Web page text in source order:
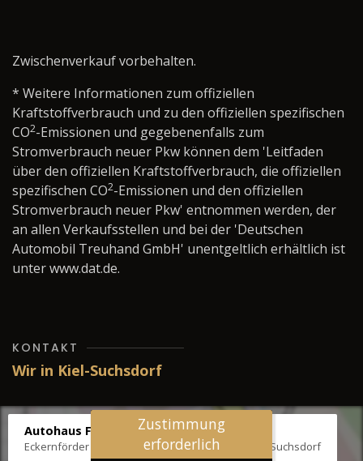
Zwischenverkauf vorbehalten.
* Weitere Informationen zum offiziellen
Kraftstoffverbrauch und zu den offiziellen spezifischen
CO2-Emissionen und gegebenenfalls zum
Stromverbrauch neuer Pkw können dem 'Leitfaden
über den offiziellen Kraftstoffverbrauch, die offiziellen
spezifischen CO2-Emissionen und den offiziellen
Stromverbrauch neuer Pkw' entnommen werden, der
an allen Verkaufsstellen und bei der 'Deutschen
Automobil Treuhand GmbH' unentgeltlich erhältlich ist
unter www.dat.de.
KONTAKT
Wir in Kiel-Suchsdorf
Autohaus Fräter
Eckernförder Str. /Klausbrooker Weg 1, 24107 Kiel-Suchsdorf
Zustimmung
erforderlich